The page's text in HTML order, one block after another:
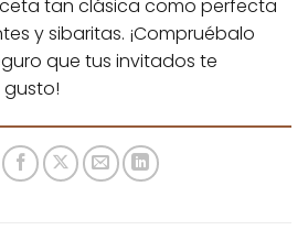
tan clásica como perfecta
y sibaritas. ¡Compruébalo
que tus invitados te